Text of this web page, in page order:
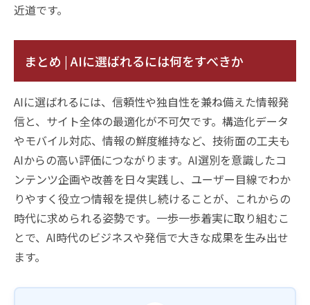
近道です。
まとめ | AIに選ばれるには何をすべきか
AIに選ばれるには、信頼性や独自性を兼ね備えた情報発
信と、サイト全体の最適化が不可欠です。構造化データ
やモバイル対応、情報の鮮度維持など、技術面の工夫も
AIからの高い評価につながります。AI選別を意識したコ
ンテンツ企画や改善を日々実践し、ユーザー目線でわか
りやすく役立つ情報を提供し続けることが、これからの
時代に求められる姿勢です。一歩一歩着実に取り組むこ
とで、AI時代のビジネスや発信で大きな成果を生み出せ
ます。